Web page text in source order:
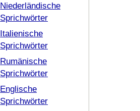
Niederländische
Sprichwörter
Italienische
Sprichwörter
Rumänische
Sprichwörter
Englische
Sprichwörter